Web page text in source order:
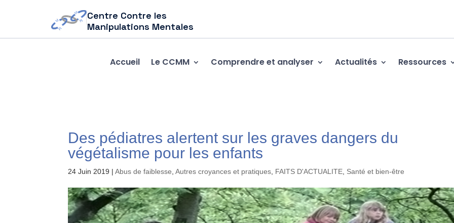
Centre Contre les
Manipulations Mentales
Accueil Le CCMM Comprendre et analyser Actualités Ressources
Des pédiatres alertent sur les graves dangers du
végétalisme pour les enfants
24 Juin 2019 |Abus de faiblesse ,Autres croyances et pratiques FAITS D'ACTUALITE Santé et bien-être